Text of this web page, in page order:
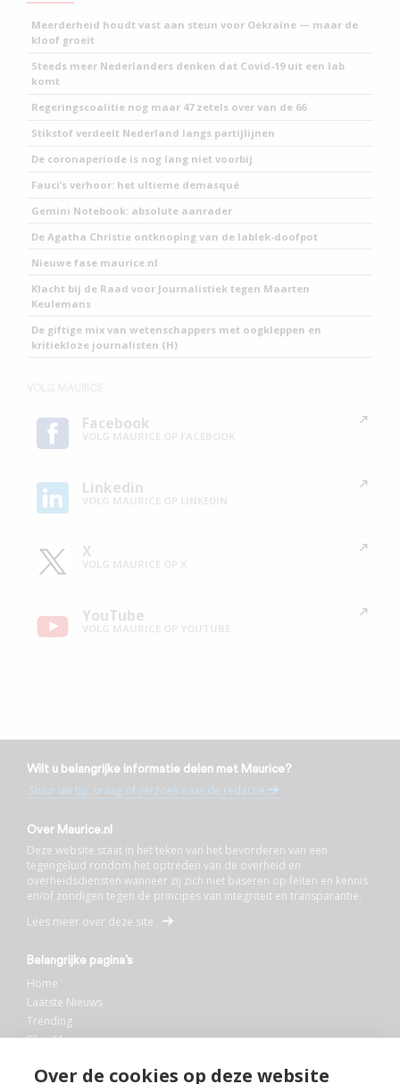
Over de cookies op deze website
Meerderheid houdt vast aan steun voor Oekraïne — maar de
kloof groeit
Steeds meer Nederlanders denken dat Covid-19 uit een lab
komt
Regeringscoalitie nog maar 47 zetels over van de 66
Stikstof verdeelt Nederland langs partijlijnen
De coronaperiode is nog lang niet voorbij
Fauci’s verhoor: het ultieme demasqué
Gemini Notebook: absolute aanrader
De Agatha Christie ontknoping van de lablek-doofpot
Nieuwe fase maurice.nl
Klacht bij de Raad voor Journalistiek tegen Maarten
Keulemans
De giftige mix van wetenschappers met oogkleppen en
kritiekloze journalisten (H)
Facebook
Linkedin
X
YouTube
Wilt u belangrijke informatie delen met Maurice?
Stuur uw tip, vraag of verzoek naar de redactie
Over Maurice.nl
Deze website staat in het teken van het bevorderen van een
tegengeluid rondom het optreden van de overheid en
overheidsdiensten wanneer zij zich niet baseren op feiten en kennis
en/of zondigen tegen de principes van integriteit en transparantie.
Lees meer over deze site
Belangrijke pagina’s
Home
Laatste Nieuws
Trending
Blog Maurice
Bibliotheek